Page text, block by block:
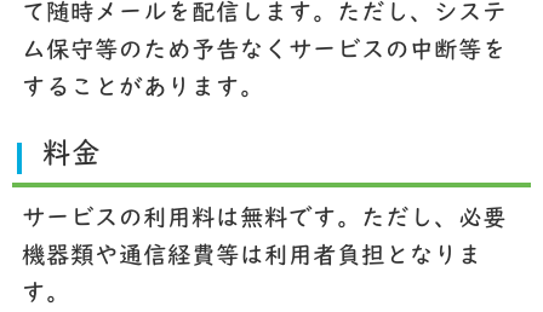
て随時メールを配信します。ただし、システ
ム保守等のため予告なくサービスの中断等を
することがあります。
料金
サービスの利用料は無料です。ただし、必要
機器類や通信経費等は利用者負担となりま
す。